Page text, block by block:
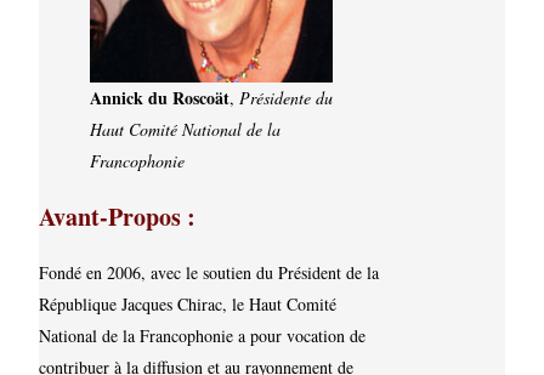
Annick du Roscoät, Présidente du
Haut Comité National de la
Francophonie
Avant-Propos :
Fondé en 2006, avec le soutien du Président de la
République Jacques Chirac, le Haut Comité
National de la Francophonie a pour vocation de
contribuer à la diffusion et au rayonnement de